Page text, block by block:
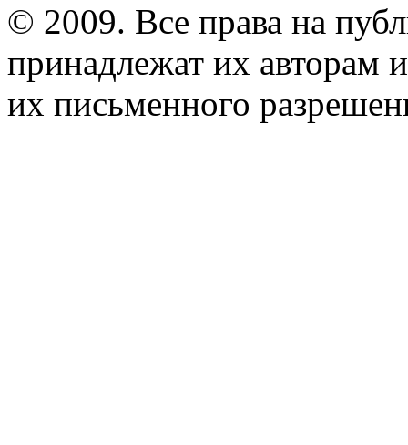
© 2009. Все права на
принадлежат их авторам
их письменного